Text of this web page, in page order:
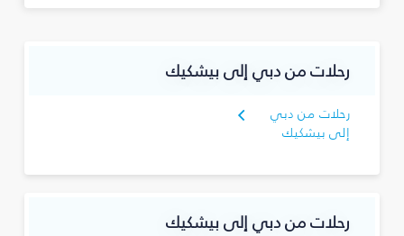
رحلات من دبي إلى بيشكيك
رحلات من دبي
إلى بيشكيك
رحلات من دبي إلى بيشكيك